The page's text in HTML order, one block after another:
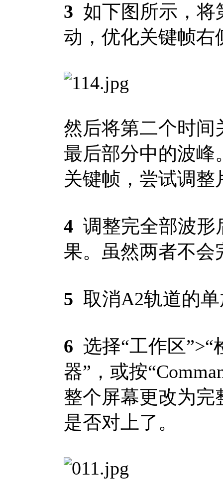
3 如下图所示，将
动，优化关键帧右
然后将第二个时间
最后部分中的波峰
关键帧，尝试调
4 调整完全部波形
果。虽然两者不会
5 取消A2轨道的
6 选择“工作区
器”，或按
整个屏幕更改为完
是否对上了。